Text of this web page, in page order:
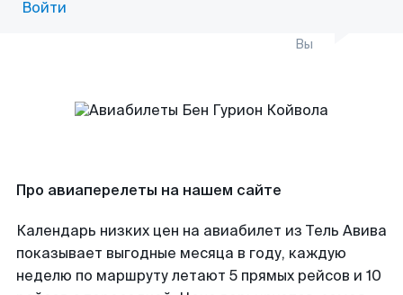
Войти
Вы
Про авиаперелеты на нашем сайте
Календарь низких цен на авиабилет из Тель Авива
показывает выгодные месяца в году, каждую
неделю по маршруту летают 5 прямых рейсов и 10